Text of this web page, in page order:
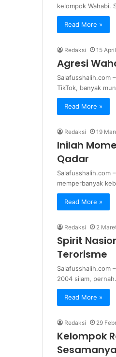
kelompok Wahabi.
Read More »
Redaksi 15
Agresi
Salafusshalih.com
TikTok, banyak
Read More »
Redaksi 19
Inilah
Qadar
Salafusshalih.com
memperbanyak
Read More »
Redaksi 2
Spirit
Terorisme
Salafusshalih.com
2004 silam,
Read More »
Redaksi 29
Kelompok